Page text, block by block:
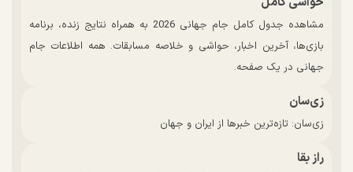
مشاهده جدول کامل جام جهانی 2026 به همراه نتایج زنده، برنامه
بازی‌ها، آخرین اخبار، حواشی و خلاصه مسابقات. همه اطلاعات جام
جهانی در یک صفحه.
زی‌سان
زی‌سان: تازه‌ترین خبرها از ایران و جهان
راز بقا